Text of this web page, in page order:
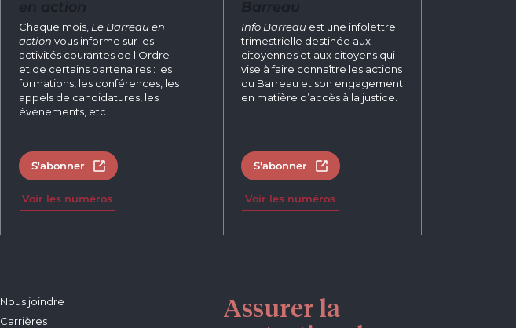
Chaque mois, Le Barreau en
action vous informe sur les
activités courantes de l'Ordre
et de certains partenaires : les
formations, les conférences, les
appels de candidatures, les
événements, etc.
S'abonner Ouvrir dans un nouvel onglet
Voir les numéros
Info Barreau est une infolettre
trimestrielle destinée aux
citoyennes et aux citoyens qui
vise à faire connaître les actions
du Barreau et son engagement
en matière d’accès à la justice.
S'abonner Ouvrir dans un nouvel onglet
Voir les numéros
Nous joindre
Carrières
Assurer la